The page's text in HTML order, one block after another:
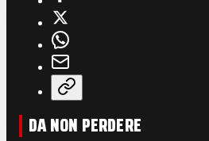
DA NON PERDERE